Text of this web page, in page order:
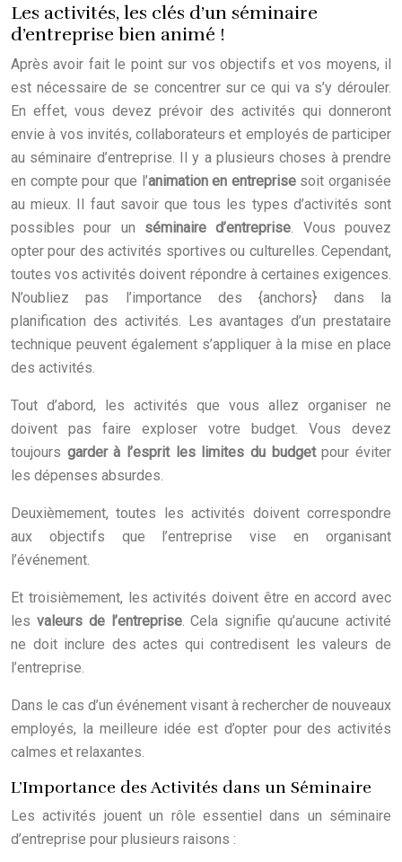
Les activités, les clés d’un séminaire
d’entreprise bien animé !
Après avoir fait le point sur vos objectifs et vos moyens, il
est nécessaire de se concentrer sur ce qui va s’y dérouler.
En effet, vous devez prévoir des activités qui donneront
envie à vos invités, collaborateurs et employés de participer
au séminaire d’entreprise. Il y a plusieurs choses à prendre
en compte pour que l’animation en entreprisesoit organisée
au mieux. Il faut savoir que tous les types d’activités sont
possibles pour un séminaire d’entreprise. Vous pouvez
opter pour des activités sportives ou culturelles. Cependant,
toutes vos activités doivent répondre à certaines exigences.
N’oubliez pas l’importance des {anchors} dans la
planification des activités. Les avantages d’un prestataire
technique peuvent également s’appliquer à la mise en place
des activités.
Tout d’abord, les activités que vous allez organiser ne
doivent pas faire exploser votre budget. Vous devez
toujours garder à l’esprit les limites du budgetpour éviter
les dépenses absurdes.
Deuxièmement, toutes les activités doivent correspondre
aux objectifs que l’entreprise vise en organisant
l’événement.
Et troisièmement, les activités doivent être en accord avec
les valeurs de l’entreprise. Cela signifie qu’aucune activité
ne doit inclure des actes qui contredisent les valeurs de
l’entreprise.
Dans le cas d’un événement visant à rechercher de nouveaux
employés, la meilleure idée est d’opter pour des activités
calmes et relaxantes.
L’Importance des Activités dans un Séminaire
Les activités jouent un rôle essentiel dans un séminaire
d’entreprise pour plusieurs raisons :